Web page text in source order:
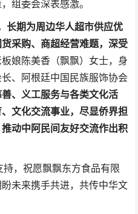
组委会深表感激。
长期为周边华人超市供应优
采购、商超经营难题，深受
娘陈美香（飘飘）女士，身
、阿根廷中国民族服饰协会
、义工服务与各类文化活
文化交流事业，尽显侨界担
动中阿民间友好交流作出积
，祝愿飘飘东方食品有限
未来携手共进，共传中华文